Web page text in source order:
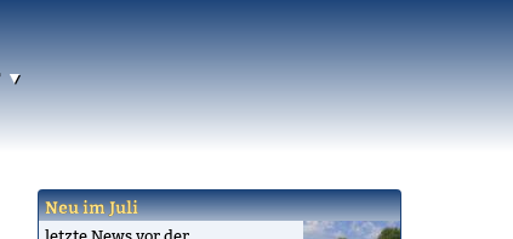
Neu im Juli